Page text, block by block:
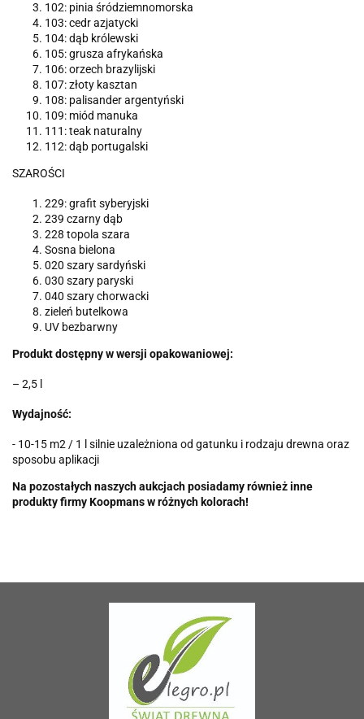
102: pinia śródziemnomorska
103: cedr azjatycki
104: dąb królewski
105: grusza afrykańska
106: orzech brazylijski
107: złoty kasztan
108: palisander argentyński
109: miód manuka
111: teak naturalny
112: dąb portugalski
SZAROŚCI
229: grafit syberyjski
239 czarny dąb
228 topola szara
Sosna bielona
020 szary sardyński
030 szary paryski
040 szary chorwacki
zieleń butelkowa
UV bezbarwny
Produkt dostępny w wersji opakowaniowej:
– 2,5 l
Wydajność:
- 10-15 m2 / 1 l silnie uzależniona od gatunku i rodzaju drewna oraz
sposobu aplikacji
Na pozostałych naszych aukcjach posiadamy również inne
produkty firmy Koopmans w różnych kolorach!